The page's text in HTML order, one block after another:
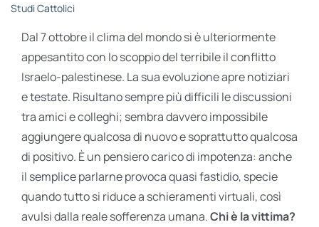
Studi Cattolici
Dal 7 ottobre il clima del mondo si è ulteriormente
appesantito con lo scoppio del terribile il conflitto
Israelo-palestinese. La sua evoluzione apre notiziari
e testate. Risultano sempre più difficili le discussioni
tra amici e colleghi; sembra davvero impossibile
aggiungere qualcosa di nuovo e soprattutto qualcosa
di positivo. È un pensiero carico di impotenza: anche
il semplice parlarne provoca quasi fastidio, specie
quando tutto si riduce a schieramenti virtuali, così
avulsi dalla reale sofferenza umana.Chi è la vittima?